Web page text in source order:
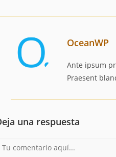
OceanWP
Ante ipsum
Praesent
una respuesta